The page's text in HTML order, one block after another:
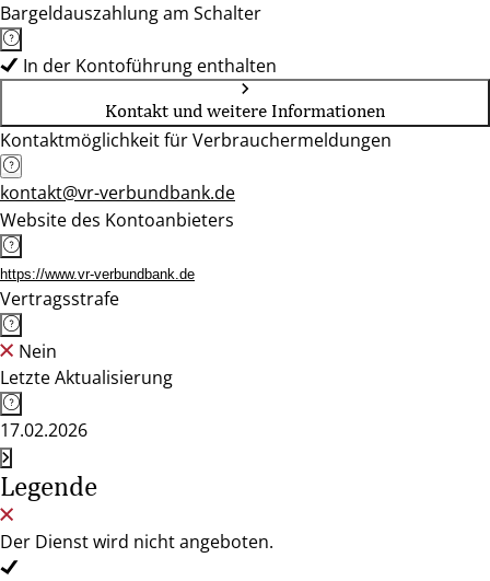
Bargeldauszahlung am Schalter
In der Kontoführung enthalten
Kontakt und weitere Informationen
Kontaktmöglichkeit für Verbrauchermeldungen
kontakt@vr-verbundbank.de
Website des Kontoanbieters
https://www.vr-verbundbank.de
Vertragsstrafe
Nein
Letzte Aktualisierung
17.02.2026
Legende
Der Dienst wird nicht angeboten.